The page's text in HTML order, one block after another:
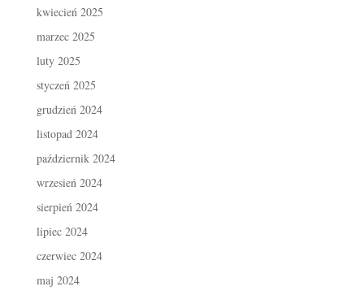
kwiecień 2025
marzec 2025
luty 2025
styczeń 2025
grudzień 2024
listopad 2024
październik 2024
wrzesień 2024
sierpień 2024
lipiec 2024
czerwiec 2024
maj 2024